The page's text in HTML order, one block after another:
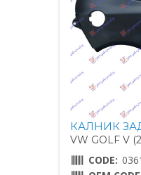
КАЛНИК
VW GOLF V
CODE: